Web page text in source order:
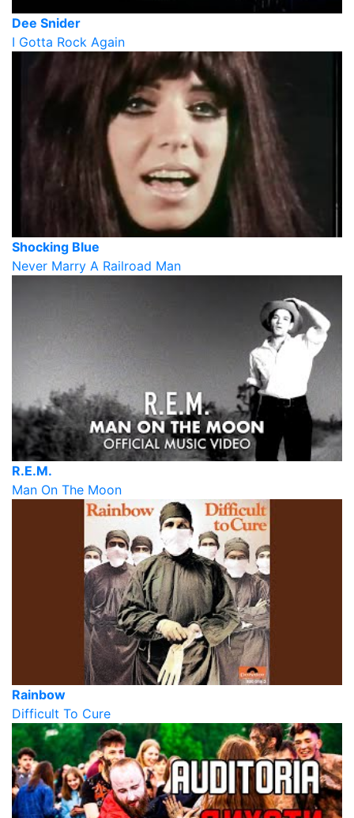
Dee Snider
I Gotta Rock Again
Shocking Blue
Never Marry A Railroad Man
R.E.M.
Man On The Moon
Rainbow
Difficult To Cure